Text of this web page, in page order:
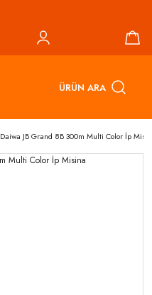
ÜRÜN ARA
Daiwa JB Grand 8B 300m Multi Color İp